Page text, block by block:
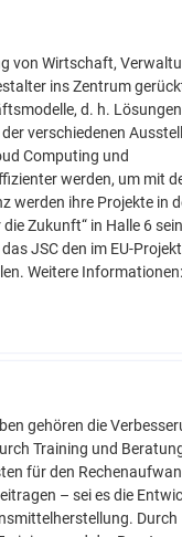
von Wirtschaft,
ins Zentrum
d. h.
verschiedenen
Computing und
werden, um mit
werden ihre Projekte in
Zukunft“ in Halle 6
JSC den im EU-Projekt
Weitere Informationen:
gehören die
Training und
für den
– sei es die
Durch